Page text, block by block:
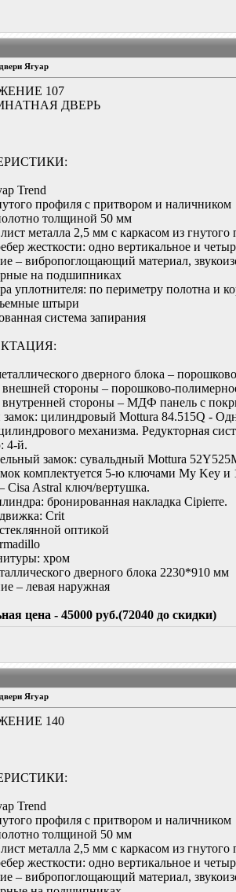
Ягуар
107
ДВЕРЬ
Trend
профиля с притвором и наличником
толщиной 50 мм
металла 2,5 мм с каркасом из гнутого
жесткости: одно вертикальное и
– вибропоглощающий материал,
на подшипниках
уплотнителя: по периметру полотна и
штыри
система запирания
дверного блока –
внешней стороны – порошково-
внутренней стороны – МДФ панель с
цилиндровый Mottura 84.515Q -
механизма. Редукторная
4-й.
замок: сувальдный Mottura
комплектуется 5-ю ключами My Key
Cisa Astral ключ/вертушка.
бронированная накладка Cipierre.
Crit
оптикой
хром
дверного блока 2230*910 мм
– левая наружная
цена - 45000 руб.(72040 до скидки)
Ягуар
140
Trend
профиля с притвором и наличником
толщиной 50 мм
металла 2,5 мм с каркасом из гнутого
жесткости: одно вертикальное и
– вибропоглощающий материал,